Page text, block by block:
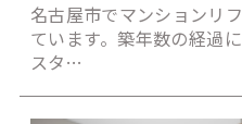
名古屋市でマンションリ
ています。築年数の経過
スタ…